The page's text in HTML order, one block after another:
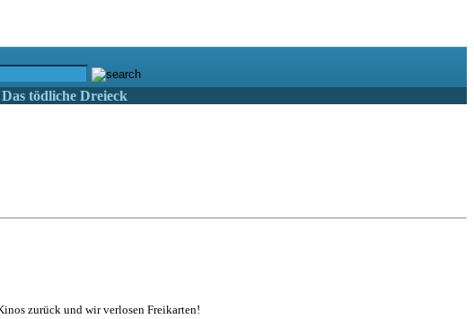
Das tödliche Dreieck
zurück und wir verlosen Freikarten!